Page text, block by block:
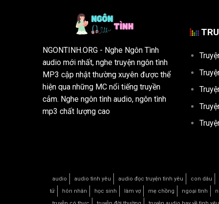
NGONTINH.ORG - Nghe Ngôn Tình
audio mới nhất, nghe truyện ngôn tình
MP3 cập nhật thường xuyên được thể
hiện qua những MC nổi tiếng truyền
cảm. Nghe ngôn tình audio, ngôn tình
mp3 chất lượng cao
audio audio tình yêu audio đọc truyện tình yêu
con dâu
tử
hôn nhân học sinh làm vợ mẹ chồng ngoại tình